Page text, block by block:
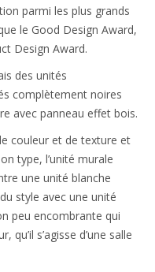
parmi les plus grands
le Good Design Award,
Design Award.
des unités
complètement noires
avec panneau effet bois.
couleur et de texture et
type, l’unité murale
une unité blanche
style avec une unité
peu encombrante qui
s’agisse d’une salle